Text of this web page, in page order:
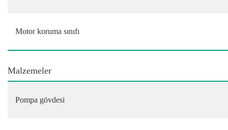
Motor koruma sınıfı
Malzemeler
Pompa gövdesi